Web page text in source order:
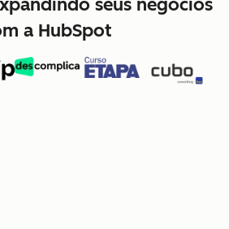
seus negócios
a HubSpot